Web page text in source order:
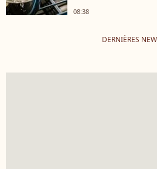
08:38
DERNIÈRES